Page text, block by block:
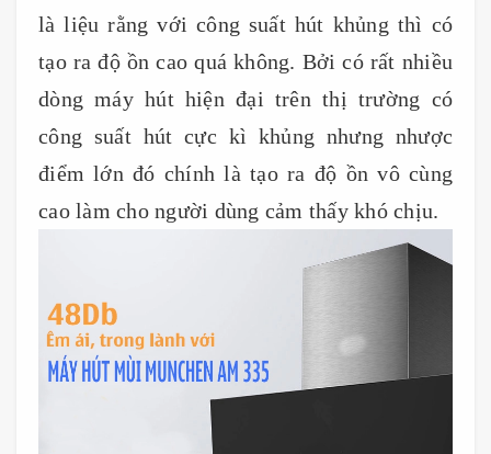
là liệu rằng với công suất hút khủng thì có
tạo ra độ ồn cao quá không. Bởi có rất nhiều
dòng máy hút hiện đại trên thị trường có
công suất hút cực kì khủng nhưng nhược
điểm lớn đó chính là tạo ra độ ồn vô cùng
cao làm cho người dùng cảm thấy khó chịu.